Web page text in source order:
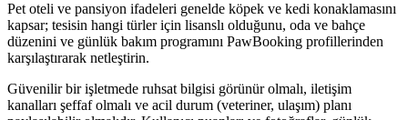
Pet oteli ve pansiyon ifadeleri genelde köpek ve kedi konaklamasını
kapsar; tesisin hangi türler için lisanslı olduğunu, oda ve bahçe
düzenini ve günlük bakım programını PawBooking profillerinden
karşılaştırarak netleştirin.
Güvenilir bir işletmede ruhsat bilgisi görünür olmalı, iletişim
kanalları şeffaf olmalı ve acil durum (veteriner, ulaşım) planı